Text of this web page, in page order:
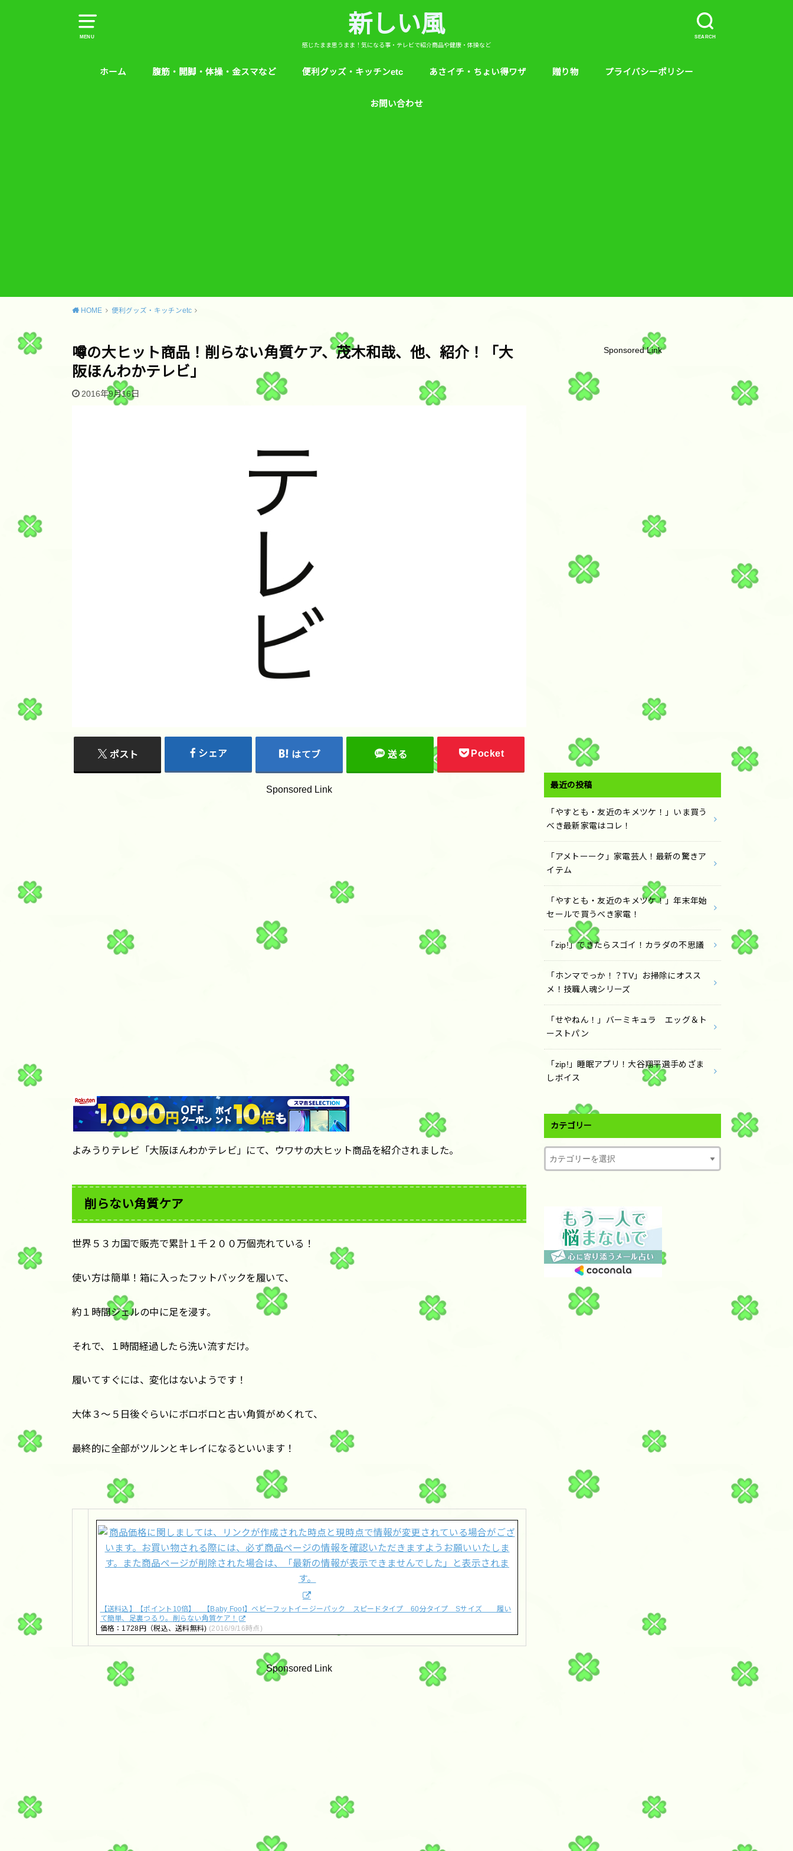
MENU SEARCH
新しい風
感じたまま思うまま！気になる事・テレビで紹介商品や健康・体操など
ホーム 腹筋・開脚・体操・金スマなど 便利グッズ・キッチンetc
芸能人！愛用品・お気に入り
ヒルナンデス！紹介
めざましテレビ紹介
あさイチ・ちょい得ワザ 贈り物 プライバシーポリシー
お問い合わせ
HOME 便利グッズ・キッチンetc
噂の大ヒット商品！削らない角質ケア、茂木和哉、他、紹介！「大
阪ほんわかテレビ」
2016年9月16日
ポスト シェア はてブ 送る Pocket
Sponsored Link
よみうりテレビ「大阪ほんわかテレビ」にて、ウワサの大ヒット商品を紹介されました。
削らない角質ケア
世界５３カ国で販売で累計１千２００万個売れている！
使い方は簡単！箱に入ったフットパックを履いて、
約１時間ジェルの中に足を浸す。
それで、１時間経過したら洗い流すだけ。
履いてすぐには、変化はないようです！
大体３〜５日後ぐらいにボロボロと古い角質がめくれて、
最終的に全部がツルンとキレイになるといいます！
【送料込】【ポイント10倍】 【Baby Foot】ベビーフットイージーパック スピードタイプ 60分タイプ Sサイズ 履い
て簡単、足裏つるり。削らない角質ケア！
価格：1728円（税込、送料無料) (2016/9/16時点)
Sponsored Link
Sponsored Link
最近の投稿
「やすとも・友近のキメツケ！」いま買う
べき最新家電はコレ！
「アメトーーク」家電芸人！最新の驚きア
イテム
「やすとも・友近のキメツケ！」年末年始
セールで買うべき家電！
「zip!」できたらスゴイ！カラダの不思議
「ホンマでっか！？TV」お掃除にオスス
メ！技職人魂シリーズ
「せやねん！」バーミキュラ エッグ＆ト
ーストパン
「zip!」睡眠アプリ！大谷翔平選手めざま
しボイス
カテゴリー